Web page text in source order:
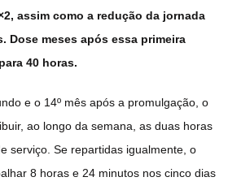
assim como a redução da jornada
Dose meses após essa primeira
40 horas.
e o 14º mês após a promulgação, o
ao longo da semana, as duas horas
serviço. Se repartidas igualmente, o
8 horas e 24 minutos nos cinco dias